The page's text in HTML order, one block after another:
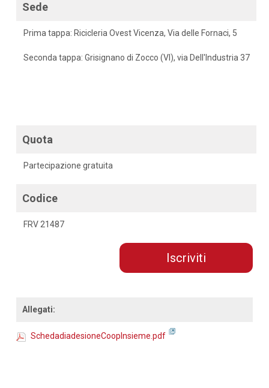
Sede
Prima tappa: Ricicleria Ovest Vicenza, Via delle Fornaci, 5
Seconda tappa: Grisignano di Zocco (VI), via Dell'Industria 37
Quota
Partecipazione gratuita
Codice
FRV 21487
Iscriviti
Allegati:
SchedadiadesioneCoopInsieme.pdf